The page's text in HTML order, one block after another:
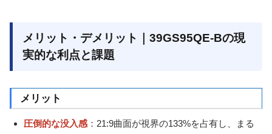
メリット・デメリット｜39GS95QE-Bの現
実的な利点と課題
メリット
圧倒的な没入感 ：21:9曲面が視界の133%を占有し、まる